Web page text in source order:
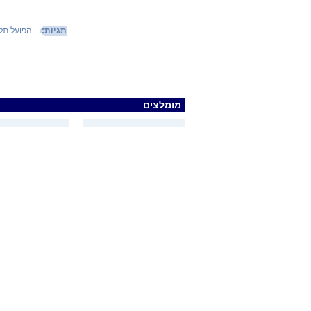
תגיות: הפועל
מומלצים